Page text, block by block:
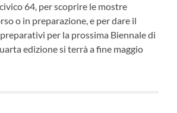
64, per scoprire le mostre
o in preparazione, e per dare il
per la prossima Biennale di
edizione si terrà a fine maggio